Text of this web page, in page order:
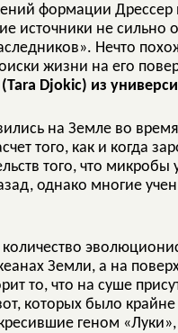
формации
источники не сильно
Нечто
жизни на его
Djokic) из
на Земле во
того, как и когда
того, что
однако многие
Земли, а на
то, что на суше
которых было
геном